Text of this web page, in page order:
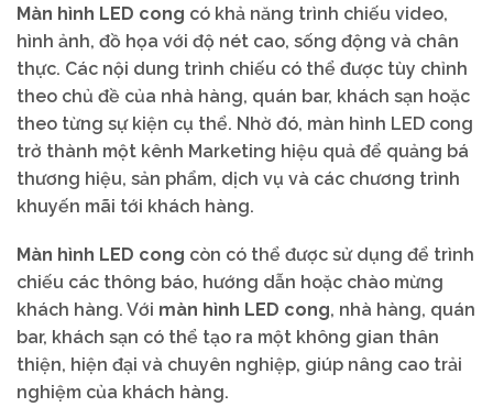
Màn hình LED cong có khả năng trình chiếu video,
hình ảnh, đồ họa với độ nét cao, sống động và chân
thực. Các nội dung trình chiếu có thể được tùy chỉnh
theo chủ đề của nhà hàng, quán bar, khách sạn hoặc
theo từng sự kiện cụ thể. Nhờ đó, màn hình LED cong
trở thành một kênh Marketing hiệu quả để quảng bá
thương hiệu, sản phẩm, dịch vụ và các chương trình
khuyến mãi tới khách hàng.
Màn hình LED cong còn có thể được sử dụng để trình
chiếu các thông báo, hướng dẫn hoặc chào mừng
khách hàng. Với màn hình LED cong, nhà hàng, quán
bar, khách sạn có thể tạo ra một không gian thân
thiện, hiện đại và chuyên nghiệp, giúp nâng cao trải
nghiệm của khách hàng.